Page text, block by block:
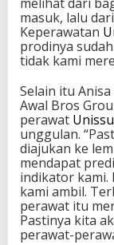
masuk, lalu
Keperawatan
prodinya
tidak kami
Selain itu
Awal Bros
perawat
unggulan.
diajukan ke
mendapat
indikator kami.
kami ambil.
perawat itu
Pastinya kita
perawat-